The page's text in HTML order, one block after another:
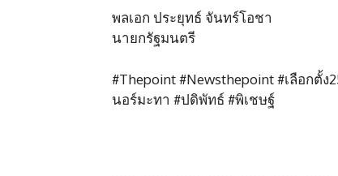
พลเอก ประยุทธ์ จันทร์โอชา
นายกรัฐมนตรี
#Thepoint #Newsthepoint #เลือกตั้
นอร์มะทา #ปดิพัทธ์ #พิเชษฐ์